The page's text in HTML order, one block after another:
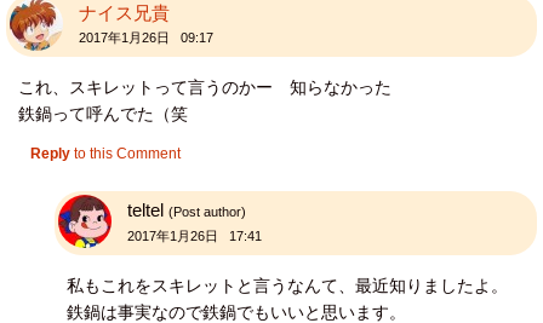
ナイス兄貴
2017年1月26日 09:17
これ、スキレットって言うのかー 知らなかった
鉄鍋って呼んでた（笑
Reply to this Comment
teltel (Post author)
2017年1月26日 17:41
私もこれをスキレットと言うなんて、最近知りましたよ。
鉄鍋は事実なので鉄鍋でもいいと思います。